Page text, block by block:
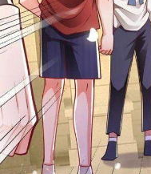
Mạt Thế
Ngôn Tình
Thanh xuân - Vườn trường
Truyện AI
Truyện Sáng Tác
Trùng Sinh